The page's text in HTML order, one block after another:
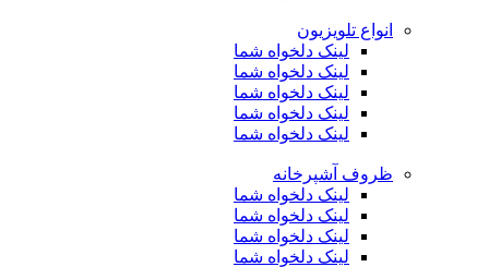
انواع تلویزیون
لینک دلخواه شما
لینک دلخواه شما
لینک دلخواه شما
لینک دلخواه شما
لینک دلخواه شما
ظروف آشپرخانه
لینک دلخواه شما
لینک دلخواه شما
لینک دلخواه شما
لینک دلخواه شما